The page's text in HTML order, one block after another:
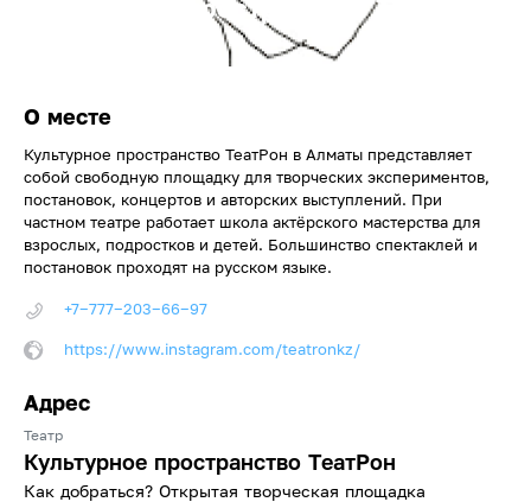
Культурное пространство ТеатРон
О месте
Культурное пространство ТеатРон в Алматы представляет
собой свободную площадку для творческих экспериментов,
постановок, концертов и авторских выступлений. При
частном театре работает школа актёрского мастерства для
взрослых, подростков и детей. Большинство спектаклей и
постановок проходят на русском языке.
+7‒777‒203‒66‒97
https://www.instagram.com/teatronkz/
Адрес
Театр
Культурное пространство ТеатРон
Как добраться? Открытая творческая площадка